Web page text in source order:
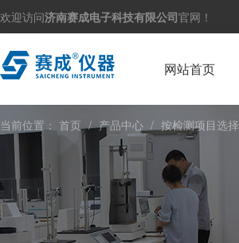
欢迎访问济南赛成电子科技有限公司官网！
网站首页
当前位置： 首页 / 产品中心 / 按检测项目选择